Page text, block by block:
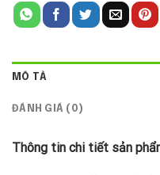
MÔ TẢ
ĐÁNH GIÁ (0)
Thông tin chi tiết sản